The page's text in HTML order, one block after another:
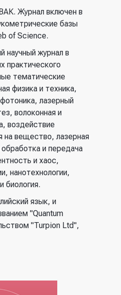
Журнал включен в
базы
of Science.
научный журнал в
практического
тематические
физика и техника,
лазерный
волоконная и
воздействие
на вещество, лазерная
и передача
и хаос,
нанотехнологии,
биология.
язык, и
"Quantum
"Turpion Ltd",